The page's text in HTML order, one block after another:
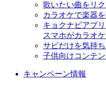
歌いたい曲をリク
カラオケで楽器
キョクナビアプリ
スマホがカラオ
サビだけを気持
子供向けコンテン
キャンペーン情報